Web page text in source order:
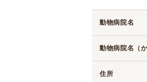
動物病院名
動物病院名（か
住所